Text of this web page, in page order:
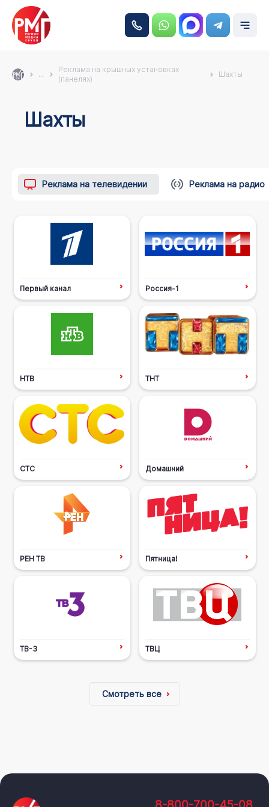
...
Реклама на крышных установках
(панелях)
Шахты
Шахты
Реклама на телевидении Реклама на радио
Первый канал Россия-1
НТВ ТНТ
СТС Домашний
РЕН ТВ Пятница!
ТВ-3 ТВЦ
Смотреть все